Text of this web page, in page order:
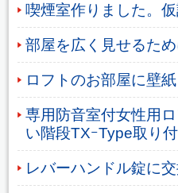
喫煙室作りました。仮
部屋を広く見せるた
ロフトのお部屋に壁
専用防音室付女性用
い階段TXｰType取り付
レバーハンドル錠に